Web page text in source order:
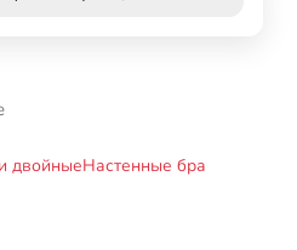
двойныеНастенные бра